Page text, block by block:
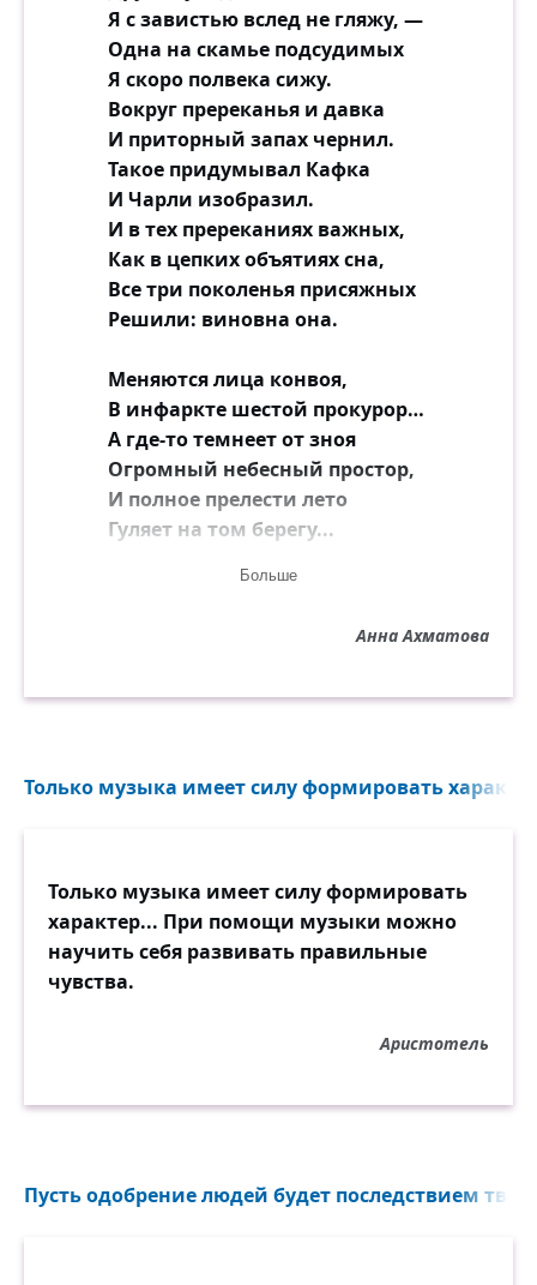
Я с завистью вслед не гляжу, —
Одна на скамье подсудимых
Я скоро полвека сижу.
Вокруг пререканья и давка
И приторный запах чернил.
Такое придумывал Кафка
И Чарли изобразил.
И в тех пререканиях важных,
Как в цепких объятиях сна,
Все три поколенья присяжных
Решили: виновна она.
Меняются лица конвоя,
В инфаркте шестой прокурор…
А где-то темнеет от зноя
Огромный небесный простор,
И полное прелести лето
Гуляет на том берегу...
Представить себе не могу.
Я ватник сносила дотла.
На этой планете была?
Больше
Анна Ахматова
Только музыка имеет силу формировать
Только музыка имеет силу формировать
характер... При помощи музыки можно
научить себя развивать правильные
чувства.
Аристотель
Пусть одобрение людей будет последствием